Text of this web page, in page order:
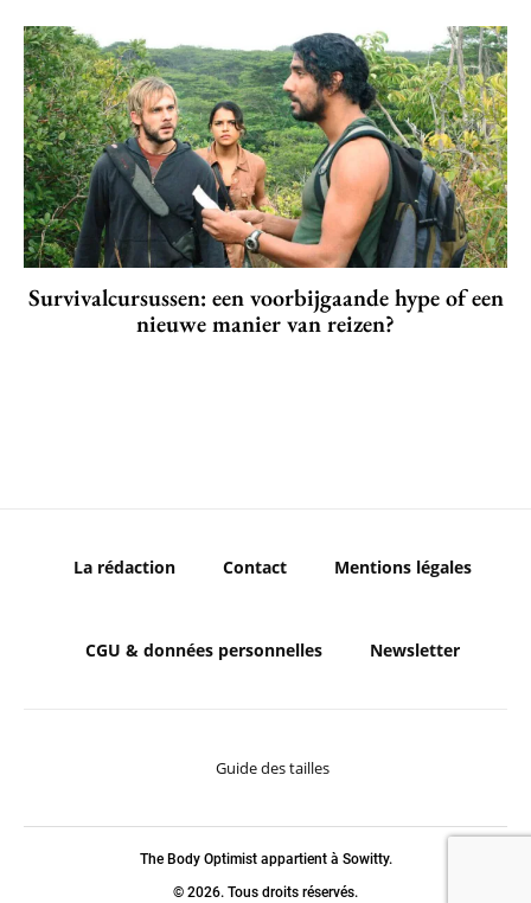
Survivalcursussen: een voorbijgaande hype of een
nieuwe manier van reizen?
La rédaction Contact Mentions légales
CGU & données personnelles Newsletter
Guide des tailles
The Body Optimist appartient à Sowitty.
© 2026. Tous droits réservés.